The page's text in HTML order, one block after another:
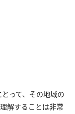
って、その地域の
解することは非常